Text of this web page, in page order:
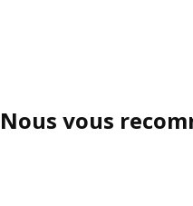
Nous vous